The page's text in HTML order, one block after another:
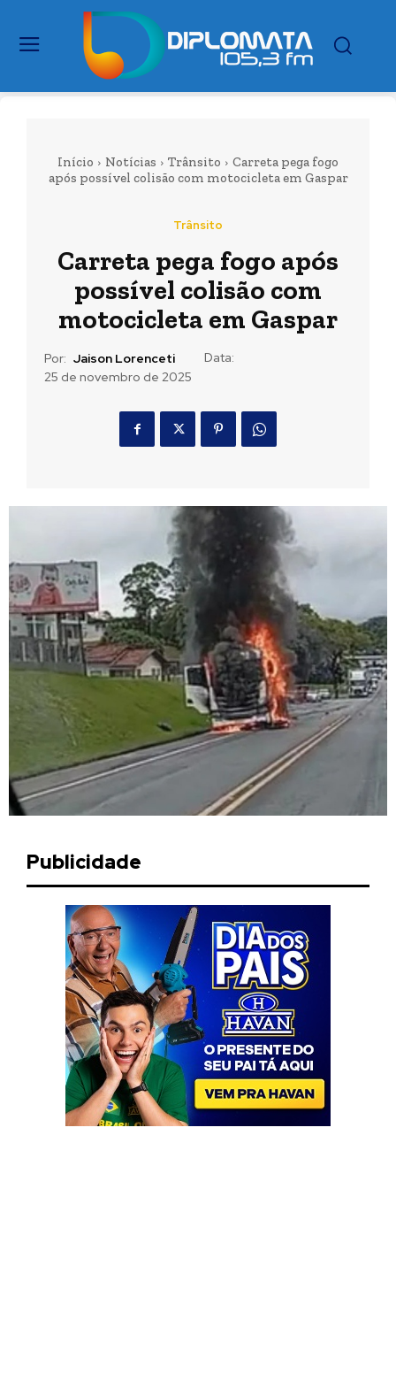
Início Notícias Trânsito
Carreta pega fogo
após possível colisão com motocicleta em Gaspar
Trânsito
Carreta pega fogo após
possível colisão com
motocicleta em Gaspar
Por: Jaison Lorenceti
Data:
25 de novembro de 2025
Publicidade